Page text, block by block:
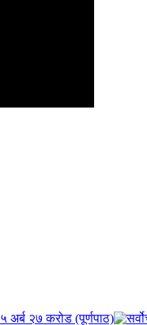
२७ करोड (पूर्णपाठ)